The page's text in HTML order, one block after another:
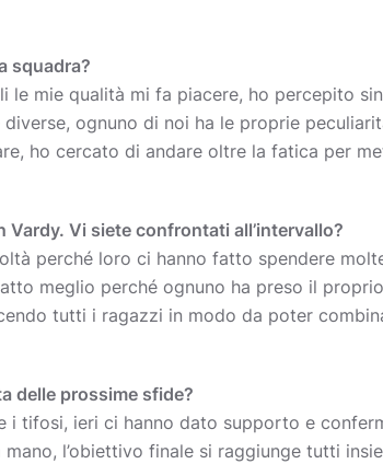
squadra?
le mie qualità mi fa piacere, ho percepito
ognuno di noi ha le proprie
ho cercato di andare oltre la fatica per
Vardy. Vi siete confrontati all’intervallo?
perché loro ci hanno fatto spendere
meglio perché ognuno ha preso il
tutti i ragazzi in modo da poter
delle prossime sfide?
i tifosi, ieri ci hanno dato supporto e
l’obiettivo finale si raggiunge tutti